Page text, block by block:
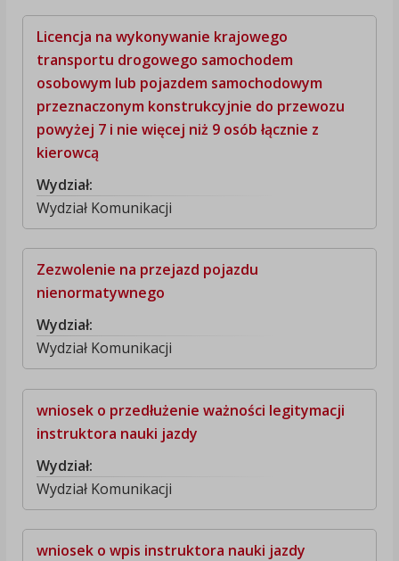
Licencja na wykonywanie krajowego
transportu drogowego samochodem
osobowym lub pojazdem samochodowym
przeznaczonym konstrukcyjnie do przewozu
powyżej 7 i nie więcej niż 9 osób łącznie z
kierowcą
Wydział:
Wydział Komunikacji
Zezwolenie na przejazd pojazdu
nienormatywnego
Wydział:
Wydział Komunikacji
wniosek o przedłużenie ważności legitymacji
instruktora nauki jazdy
Wydział:
Wydział Komunikacji
wniosek o wpis instruktora nauki jazdy